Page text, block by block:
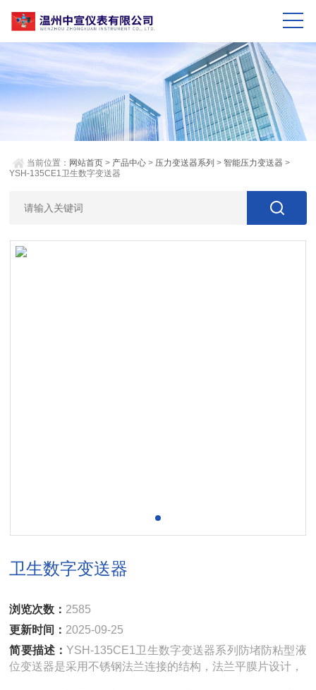
当前位置： 网站首页 > 产品中心 > 压力变送器系列 >智能压力变送器 >
YSH-135CE1卫生数字变送器
卫生数字变送器
浏览次数： 2585
更新时间： 2025-09-25
简要描述：YSH-135CE1卫生数字变送器系列防堵防粘型液
位变送器是采用不锈钢法兰连接的结构，法兰平膜片设计，